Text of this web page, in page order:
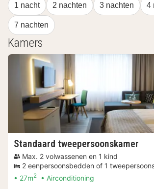
1 nacht 2 nachten 3 nachten 4
7 nachten
Kamers
Standaard tweepersoonskamer
Max. 2 volwassenen en 1 kind
2 eenpersoonsbedden of 1
27m2 Airconditioning